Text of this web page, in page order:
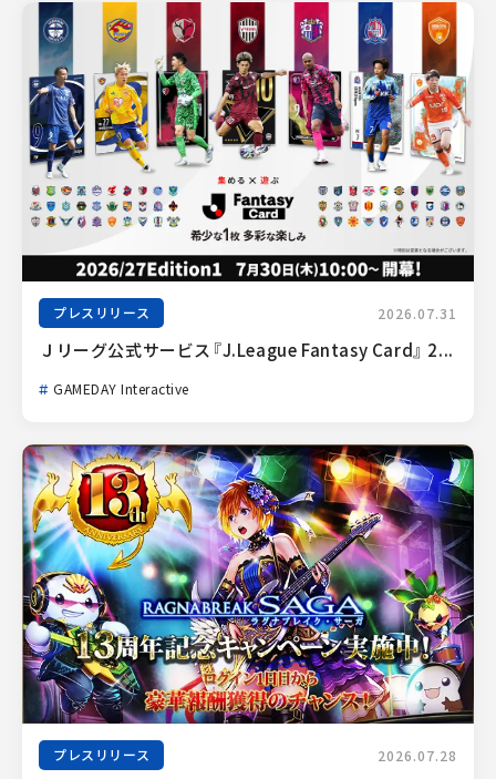
プレスリリース 2026.07.31
Ｊリーグ公式サービス『J.League Fantasy Card』 2...
GAMEDAY Interactive
プレスリリース 2026.07.28